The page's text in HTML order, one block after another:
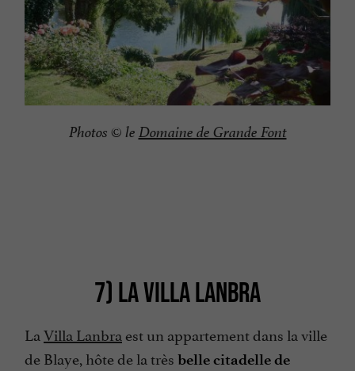
Photos © le Domaine de Grande Font
7) LA VILLA LANBRA
LaVilla Lanbra est un appartement dans la ville
de Blaye, hôte de la très belle citadelle de